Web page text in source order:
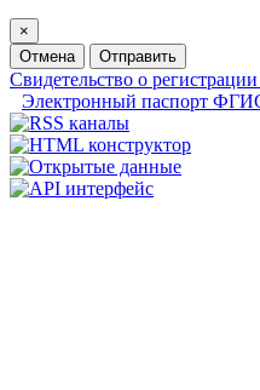
×
Отмена
Отправить
Свидетельство о
Электронный паспорт